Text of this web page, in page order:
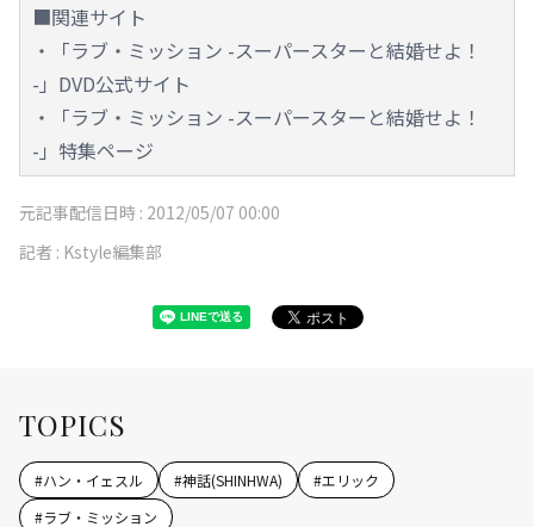
■関連サイト
・「ラブ・ミッション -スーパースターと結婚せよ！
-」DVD公式サイト
・「ラブ・ミッション -スーパースターと結婚せよ！
-」特集ページ
元記事配信日時 : 2012/05/07 00:00
記者 : Kstyle編集部
TOPICS
#ハン・イェスル #神話(SHINHWA) #エリック
#ラブ・ミッション